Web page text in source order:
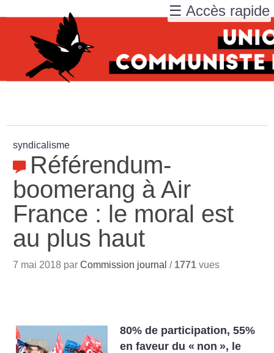
syndicalisme
Référendum-
boomerang à Air
France : le moral est
au plus haut
7 mai 2018 parCommission journal / 1771 vues
80% de participation, 55%
en faveur du « non », le
☰ Accès rapide